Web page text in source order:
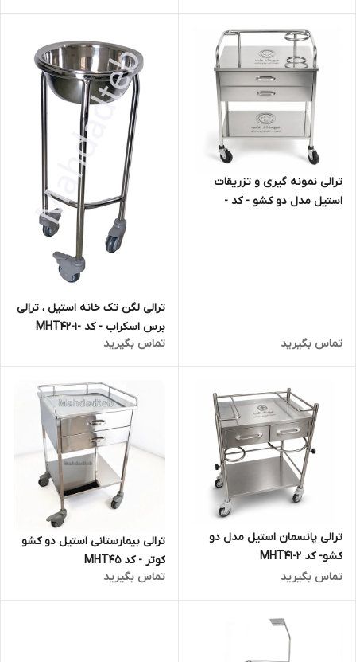
ترالی نمونه گیری و تزریقات
استیل مدل دو کشو - کد -
تماس بگیرید
ترالی لگن تک خانه استیل ، ترالی
برس اسکراب - کد -MHT42-1
تماس بگیرید
ترالی پانسمان استیل مدل دو
کشو- کد MHT41-2
تماس بگیرید
ترالی بیمارستانی استیل دو کشو
کوتر - کد MHT45
تماس بگیرید